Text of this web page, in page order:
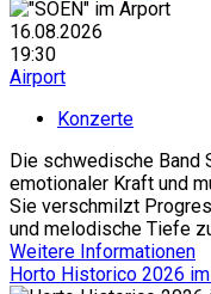
16.08.2026
19:30
Airport
Konzerte
Die schwedische
emotionaler Kraft und
Sie verschmilzt
und melodische Tiefe
Weitere Informationen
Horto Historico 2026